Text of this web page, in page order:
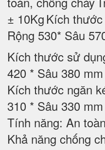
± 10Kg Kích
Rộng 530* Sâu
Kích thước sử
420 * Sâu 380 mm
Kích thước ngăn
310 * Sâu 330 mm
Tính năng: An
Khả năng chống